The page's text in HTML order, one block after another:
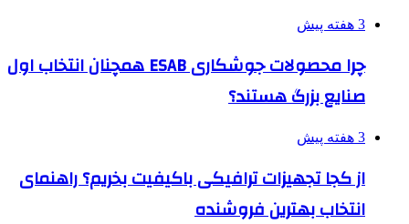
3 هفته پیش
چرا محصولات جوشکاری ESAB همچنان انتخاب اول
صنایع بزرگ هستند؟
3 هفته پیش
از کجا تجهیزات ترافیکی باکیفیت بخریم؟ راهنمای
انتخاب بهترین فروشنده